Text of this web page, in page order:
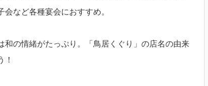
など各種宴会におすすめ。
和の情緒がたっぷり。「鳥居くぐり」の店名の由来
！